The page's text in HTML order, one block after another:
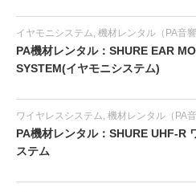
イヤモニシステム, 機材レンタル（PA音響
PA機材レンタル：SHURE EAR
SYSTEM(イヤモニシステム)
ワイヤレスシステム, 機材レンタル（PA音
PA機材レンタル：SHURE UHF-R
ステム